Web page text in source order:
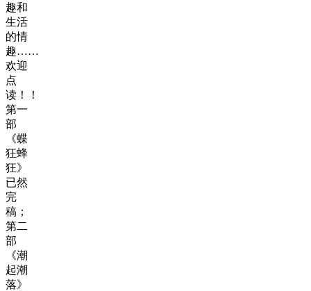
趣和
生活
的情
趣……
欢迎
点
读！！
第一
部
《蝶
狂蜂
狂》
已然
完
稿；
第二
部
《潮
起潮
落》